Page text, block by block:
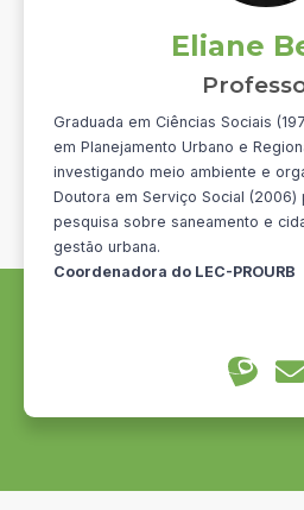
Eliane
Graduada em Ciências Sociais
em Planejamento Urbano e
investigando meio ambiente e
Doutora em Serviço Social (2006)
pesquisa sobre saneamento e
gestão urbana.
Coordenadora do LEC-PROURB